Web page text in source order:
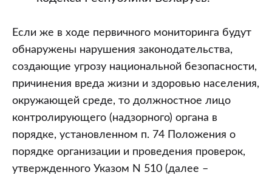
Если же в ходе первичного мониторинга будут
обнаружены нарушения законодательства,
создающие угрозу национальной безопасности,
причинения вреда жизни и здоровью населения,
окружающей среде, то должностное лицо
контролирующего (надзорного) органа в
порядке, установленном п. 74 Положения о
порядке организации и проведения проверок,
утвержденного Указом N 510 (далее –